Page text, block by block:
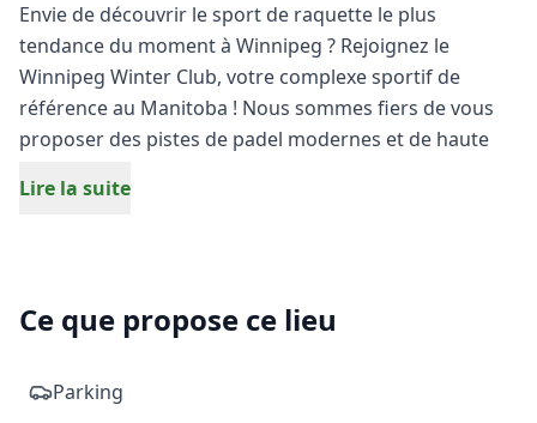
Envie de découvrir le sport de raquette le plus
tendance du moment à Winnipeg ? Rejoignez le
Winnipeg Winter Club, votre complexe sportif de
référence au Manitoba ! Nous sommes fiers de vous
proposer des pistes de padel modernes et de haute
de ce sport ultra-dynamique.
enchaîner les smashs, nos terrains de padel vous
padel combine parfaitement technique, plaisir de jeu
Lire la suite
Ce que propose ce lieu
Parking